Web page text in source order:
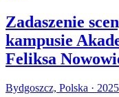
Zadaszenie
kampusie
Feliksa
Bydgoszcz, Polska · 2025